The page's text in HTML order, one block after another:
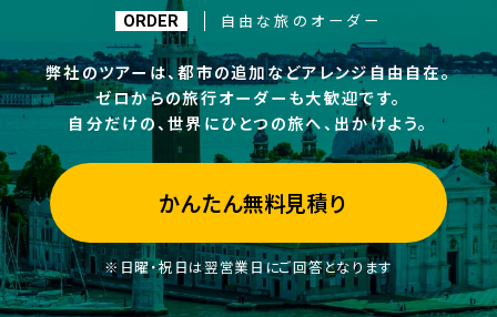
ORDER 自由な旅のオーダー
弊社のツアーは、都市の追加などアレンジ自由自在。
ゼロからの旅行オーダーも大歓迎です。
自分だけの、世界にひとつの旅へ、出かけよう。
かんたん無料見積り
※日曜・祝日は翌営業日にご回答となります